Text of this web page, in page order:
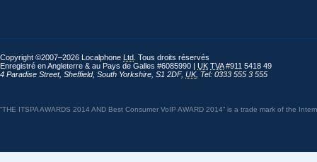
Copyright ©2007–2026 Localphone Ltd . Tous droits réservés
Enregistré en Angleterre & au Pays de Galles #6085990 | UK TVA#911 5418 49
4 Paradise Street, Sheffield, South Yorkshire S1 2DF, UK, Tel: 0333 555 3 555
“THE ITSPA AWARDS 2014 AND Best Consumer VoIP AWARD 2014” is a trade mark of the